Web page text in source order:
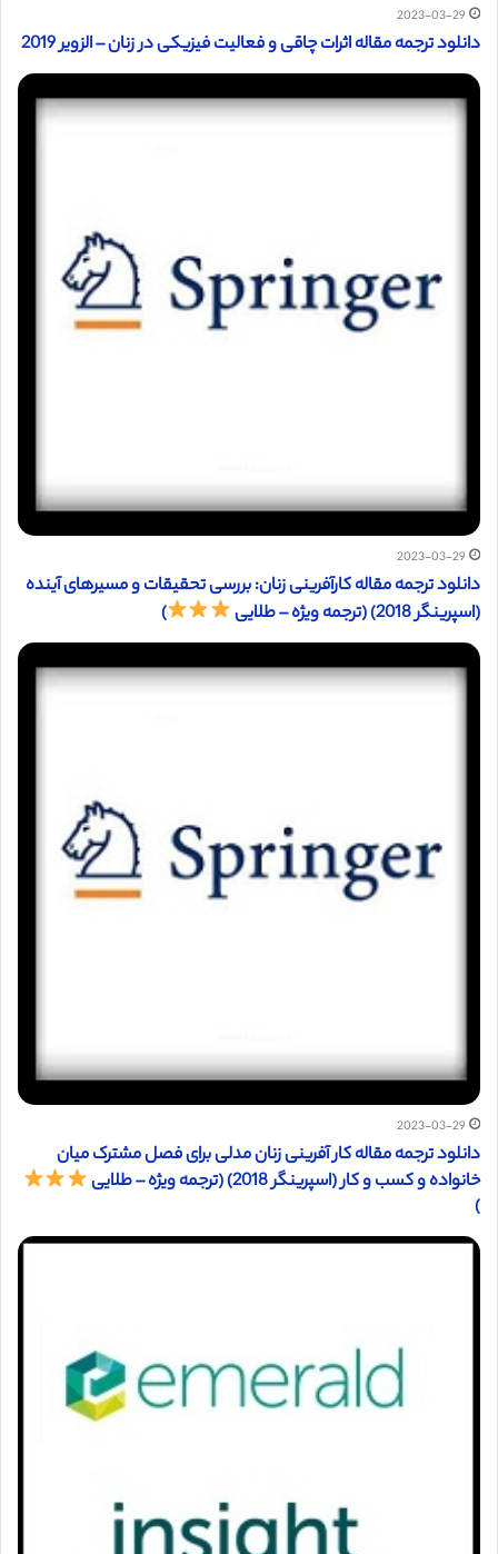
2023-03-29
دانلود ترجمه مقاله اثرات چاقی و فعالیت فیزیکی در زنان – الزویر 2019
2023-03-29
دانلود ترجمه مقاله کارآفرینی زنان: بررسی تحقیقات و مسیرهای آینده
(اسپرینگر 2018) (ترجمه ویژه – طلایی
)
2023-03-29
دانلود ترجمه مقاله کار آفرینی زنان مدلی برای فصل مشترک میان
خانواده و کسب و کار (اسپرینگر 2018) (ترجمه ویژه – طلایی
)